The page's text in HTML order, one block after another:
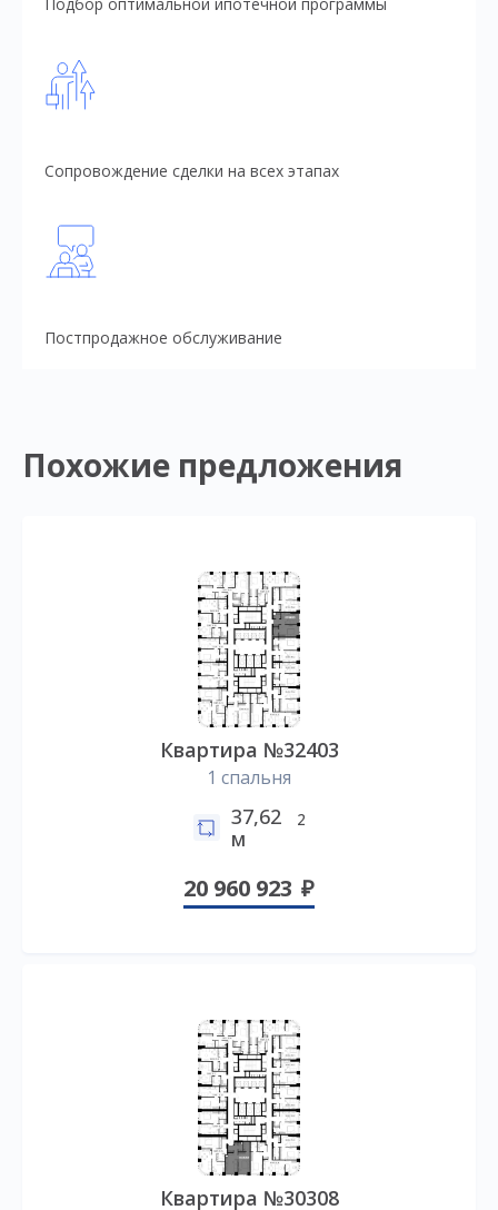
Сопровождение сделки на всех этапах
Постпродажное обслуживание
Похожие предложения
Квартира №32403
1 спальня
37,62
м
2
20 960 923
Квартира №30308